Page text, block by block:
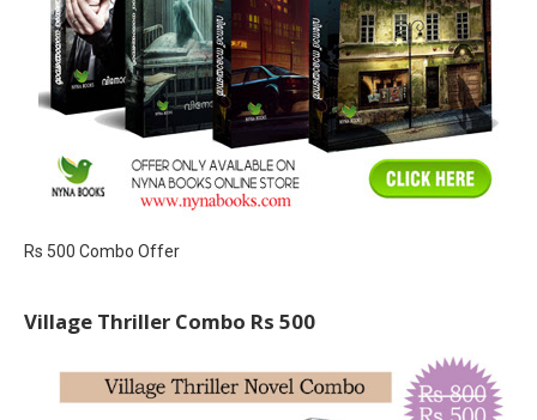
Rs 500 Combo Offer
Village Thriller Combo Rs 500